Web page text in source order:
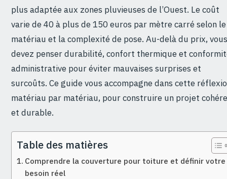
plus adaptée aux zones pluvieuses de l’Ouest. Le coût
varie de 40 à plus de 150 euros par mètre carré selon le
matériau et la complexité de pose. Au-delà du prix, vous
devez penser durabilité, confort thermique et
administrative pour éviter mauvaises surprises et
surcoûts. Ce guide vous accompagne dans cette
matériau par matériau, pour construire un projet
et durable.
Table des matières
Comprendre la couverture pour toiture et définir votre
besoin réel